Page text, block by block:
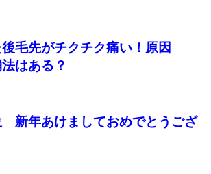
毛先がチクチク痛い！原因
はある？
新年あけましておめでとうござ